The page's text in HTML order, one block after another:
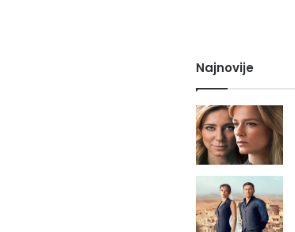
Najnovije